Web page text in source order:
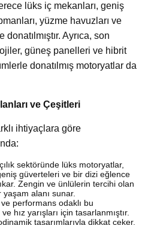
lüks iç mekanları, geniş
yüzme havuzları ve
Ayrıca, son
güneş panelleri ve hibrit
donatılmış motoryatlar da
ve Çeşitleri
ihtiyaçlara göre
sektöründe lüks motoryatlar,
güverteleri ve bir dizi eğlence
Zengin ve ünlülerin tercihi olan
alanı sunar.
ve performans odaklı bu
hız yarışları için tasarlanmıştır.
tasarımlarıyla dikkat çeker.